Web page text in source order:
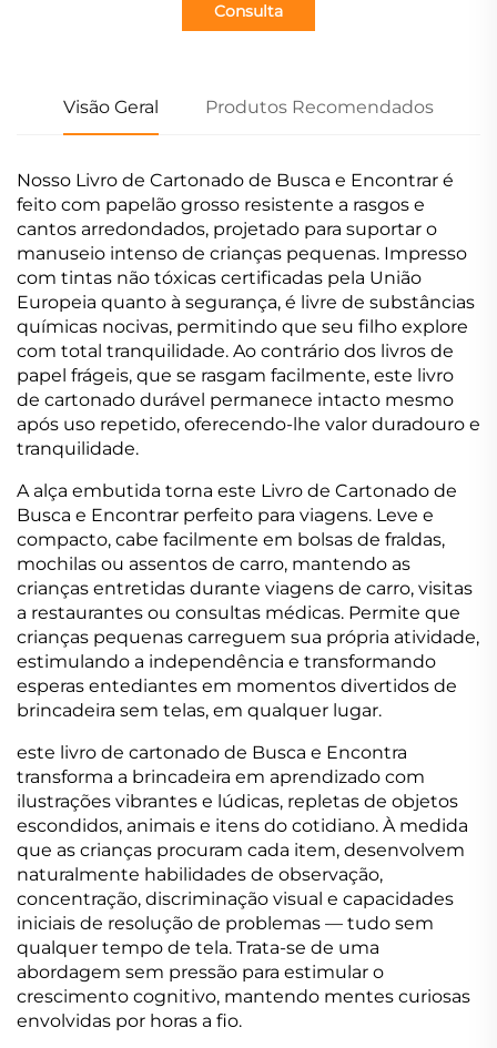
Consulta
Visão Geral Produtos Recomendados
Nosso Livro de Cartonado de Busca e Encontrar é
feito com papelão grosso resistente a rasgos e
cantos arredondados, projetado para suportar o
manuseio intenso de crianças pequenas. Impresso
com tintas não tóxicas certificadas pela União
Europeia quanto à segurança, é livre de substâncias
químicas nocivas, permitindo que seu filho explore
com total tranquilidade. Ao contrário dos livros de
papel frágeis, que se rasgam facilmente, este livro
de cartonado durável permanece intacto mesmo
após uso repetido, oferecendo-lhe valor duradouro e
tranquilidade.
A alça embutida torna este Livro de Cartonado de
Busca e Encontrar perfeito para viagens. Leve e
compacto, cabe facilmente em bolsas de fraldas,
mochilas ou assentos de carro, mantendo as
crianças entretidas durante viagens de carro, visitas
a restaurantes ou consultas médicas. Permite que
crianças pequenas carreguem sua própria atividade,
estimulando a independência e transformando
esperas entediantes em momentos divertidos de
brincadeira sem telas, em qualquer lugar.
este livro de cartonado de Busca e Encontra
transforma a brincadeira em aprendizado com
ilustrações vibrantes e lúdicas, repletas de objetos
escondidos, animais e itens do cotidiano. À medida
que as crianças procuram cada item, desenvolvem
naturalmente habilidades de observação,
concentração, discriminação visual e capacidades
iniciais de resolução de problemas — tudo sem
qualquer tempo de tela. Trata-se de uma
abordagem sem pressão para estimular o
crescimento cognitivo, mantendo mentes curiosas
envolvidas por horas a fio.